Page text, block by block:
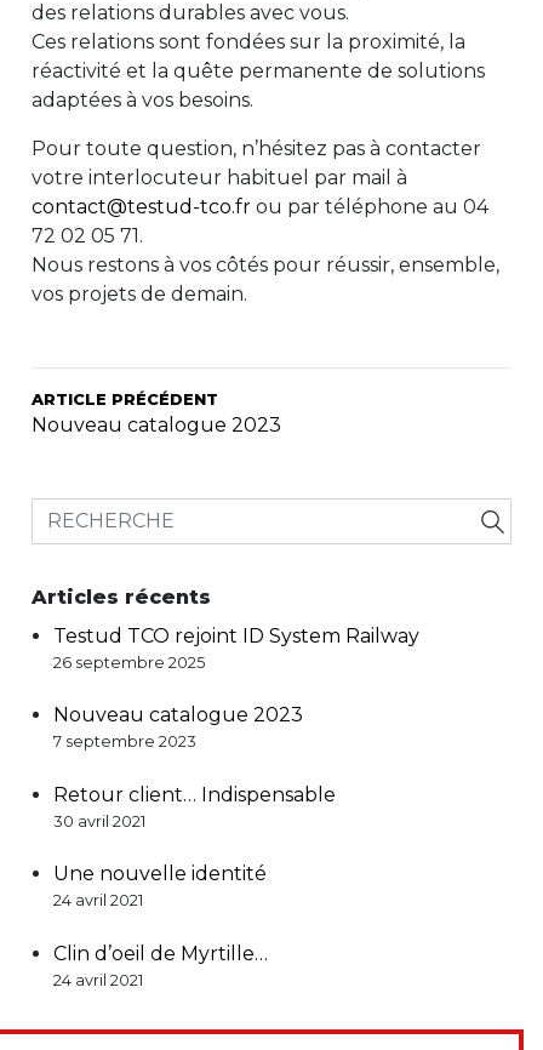
des relations durables avec vous.
Ces relations sont fondées sur la proximité, la
réactivité et la quête permanente de solutions
adaptées à vos besoins.
Pour toute question, n’hésitez pas à contacter
votre interlocuteur habituel par mail à
contact@testud-tco.fr ou par téléphone au 04
72 02 05 71.
Nous restonsà vos côtés pour réussir, ensemble,
vos projets de demain.
ARTICLE PRÉCÉDENT
Nouveau catalogue 2023
Articles récents
Testud TCO rejoint ID System Railway
26 septembre 2025
Nouveau catalogue 2023
7 septembre 2023
Retour client… Indispensable
30 avril 2021
Une nouvelle identité
24 avril 2021
Clin d’oeil de Myrtille…
24 avril 2021